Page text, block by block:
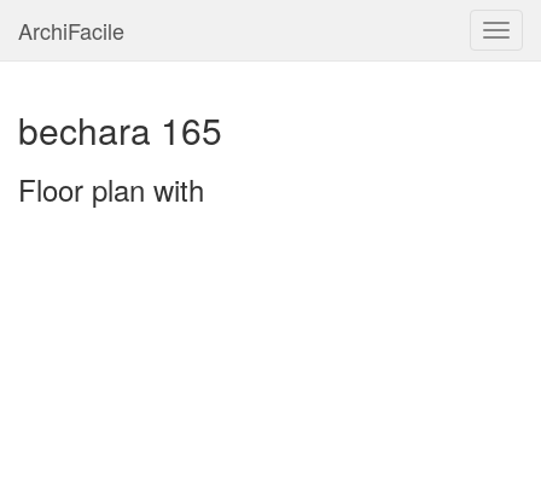
ArchiFacile
bechara 165
Floor plan with